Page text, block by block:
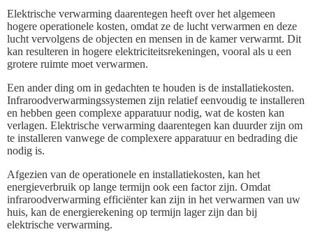
Elektrische verwarming daarentegen heeft over het algemeen
hogere operationele kosten, omdat ze de lucht verwarmen en deze
lucht vervolgens de objecten en mensen in de kamer verwarmt. Dit
kan resulteren in hogere elektriciteitsrekeningen, vooral als u een
grotere ruimte moet verwarmen.
Een ander ding om in gedachten te houden is de installatiekosten.
Infraroodverwarmingssystemen zijn relatief eenvoudig te installeren
en hebben geen complexe apparatuur nodig, wat de kosten kan
verlagen. Elektrische verwarming daarentegen kan duurder zijn om
te installeren vanwege de complexere apparatuur en bedrading die
nodig is.
Afgezien van de operationele en installatiekosten, kan het
energieverbruik op lange termijn ook een factor zijn. Omdat
infraroodverwarming efficiënter kan zijn in het verwarmen van uw
huis, kan de energierekening op termijn lager zijn dan bij
elektrische verwarming.